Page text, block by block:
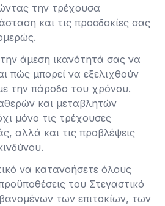
την τρέχουσα
και τις προσδοκίες σας
άμεση ικανότητά σας να
πώς μπορεί να εξελιχθούν
την πάροδο του χρόνου.
και μεταβλητών
μόνο τις τρέχουσες
αλλά και τις προβλέψεις
να κατανοήσετε όλους
του Στεγαστικό
των επιτοκίων, των